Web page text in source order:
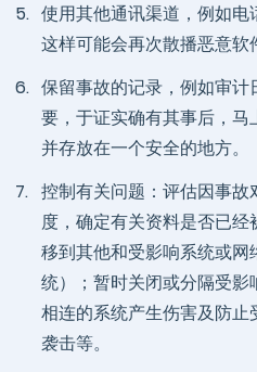
5. 使用其他通讯渠道，例如
这样可能会再次散播恶意软
6. 保留事故的记录，例如审
要，于证实确有其事后，马
并存放在一个安全的地方。
7. 控制有关问题：评估因事
度，确定有关资料是否已
移到其他和受影响系统或
统）；暂时关闭或分隔受
相连的系统产生伤害及防
袭击等。